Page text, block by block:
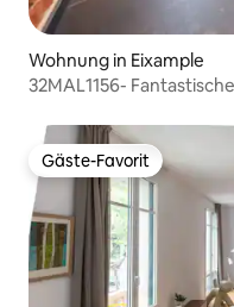
Wohnung in Eixample
32MAL1156-
Gäste-Favorit
Gäste-Favorit